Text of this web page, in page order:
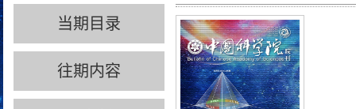
当期目录
往期内容